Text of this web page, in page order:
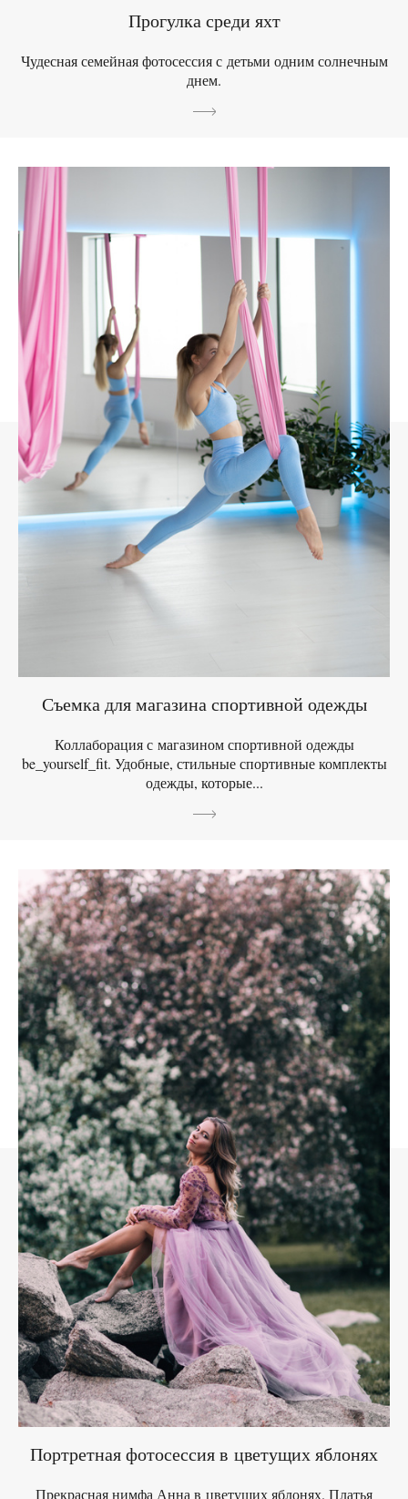
Прогулка среди яхт
Чудесная семейная фотосессия с детьми одним солнечным
днем.
Съемка для магазина спортивной одежды
Коллаборация с магазином спортивной одежды
be_yourself_fit. Удобные, стильные спортивные комплекты
одежды, которые...
Портретная фотосессия в цветущих яблонях
Прекрасная нимфа Анна в цветущих яблонях. Платья